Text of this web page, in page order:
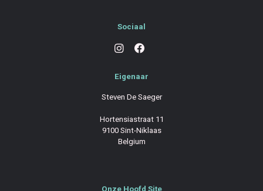
Sociaal
Eigenaar
Steven De Saeger
Hortensiastraat 11
9100 Sint-Niklaas
Belgium
Onze Hoofd Site